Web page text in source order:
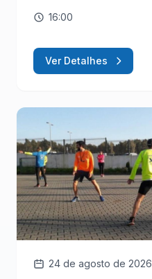
16:00
Ver Detalhes
24 de agosto de 2026